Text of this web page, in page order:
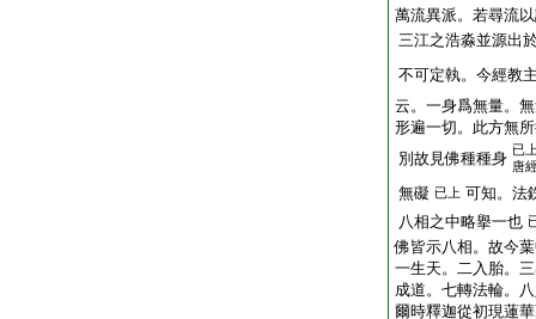
萬流異派。若尋流
三江之浩淼並源出
不可定執。今經教
云。一身爲無量。
形遍一切。此方無
別故見佛種種身 已
唐
無礙 已上 可知。法
八相之中略擧一也
佛皆示八相。故今
一生天。二入胎。
成道。七轉法輪。
爾時釋迦從初現蓮